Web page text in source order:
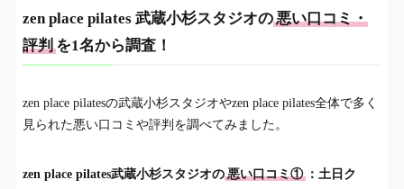
9.
zen place pilates(ゼンプレイスピラティス)に関
するよくある質問
10.
オススメのピラティススタジオ！
zen place pilates 武蔵小杉スタジオの悪い口コミ・
評判を1名から調査！
zen place pilatesの武蔵小杉スタジオやzen place pilates全体で多く
見られた悪い口コミや評判を調べてみました。
zen place pilates武蔵小杉スタジオの 悪い口コミ① ：土日ク